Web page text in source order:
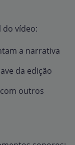
do vídeo:
a narrativa
da edição
outros